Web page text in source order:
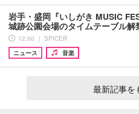
岩手・盛岡『いしがき MUSIC
城跡公園会場のタイムテーブル解
12:00 ｜ SPICER
ニュース
音楽
最新記事を